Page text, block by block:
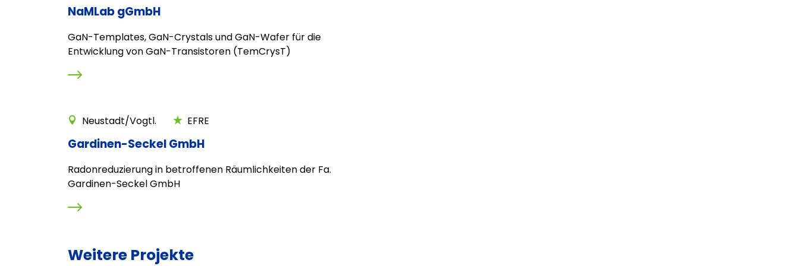
NaMLab gGmbH
GaN-Templates, GaN-Crystals und GaN-Wafer für die
Entwicklung von GaN-Transistoren (TemCrysT)
Neustadt/Vogtl. EFRE
Gardinen-Seckel GmbH
Radonreduzierung in betroffenen Räumlichkeiten der Fa.
Gardinen-Seckel GmbH
Weitere Projekte